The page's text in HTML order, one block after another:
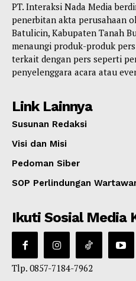
PT. Interaksi Nada Media
penerbitan akta perusahaan
Batulicin, Kabupaten Tanah
menaungi produk-produk
terkait dengan pers seperti
penyelenggara acara atau
Link Lainnya
Susunan Redaksi
Visi dan Misi
Pedoman Siber
SOP Perlindungan
Ikuti Sosial Media
Tlp. 0857-7184-7962